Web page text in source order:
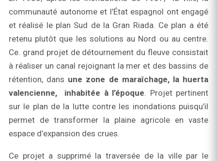
communauté autonome et l’État espagnol ont engagé
et réalisé le plan Sud de la Gran Riada. Ce plan a été
retenu plutôt que les solutions au Nord ou au centre.
Ce. grand projet de détournement du fleuve consistait
à réaliser un canal rejoignant la mer et des bassins de
rétention, dans une zone de maraîchage, la huerta
valencienne, inhabitée à l’époque. Projet pertinent
sur le plan de la lutte contre les inondations puisqu’il
permet de transformer la plaine agricole en vaste
espace d’expansion des crues.
Ce projet a supprimé la traversée de la ville par le